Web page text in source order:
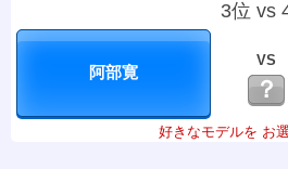
3位 vs
VS
？
好きなモデルを お